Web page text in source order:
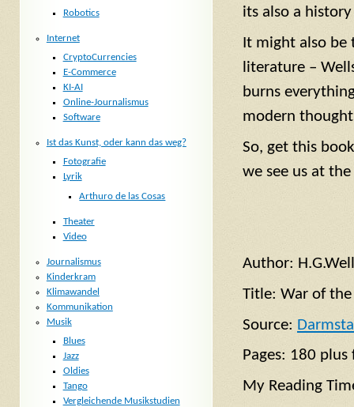
its also a
It might also be
literature –
burns
modern
So, get this
we see us at
Author:
Title: War of
Source:
Pages: 180
My Reading
Robotics
Internet
CryptoCurrencies
E-Commerce
KI-AI
Online-Journalismus
Software
Ist das Kunst, oder kann das weg?
Fotografie
Lyrik
Arthuro de las Cosas
Theater
Video
Journalismus
Kinderkram
Klimawandel
Kommunikation
Musik
Blues
Jazz
Oldies
Tango
Vergleichende Musikstudien